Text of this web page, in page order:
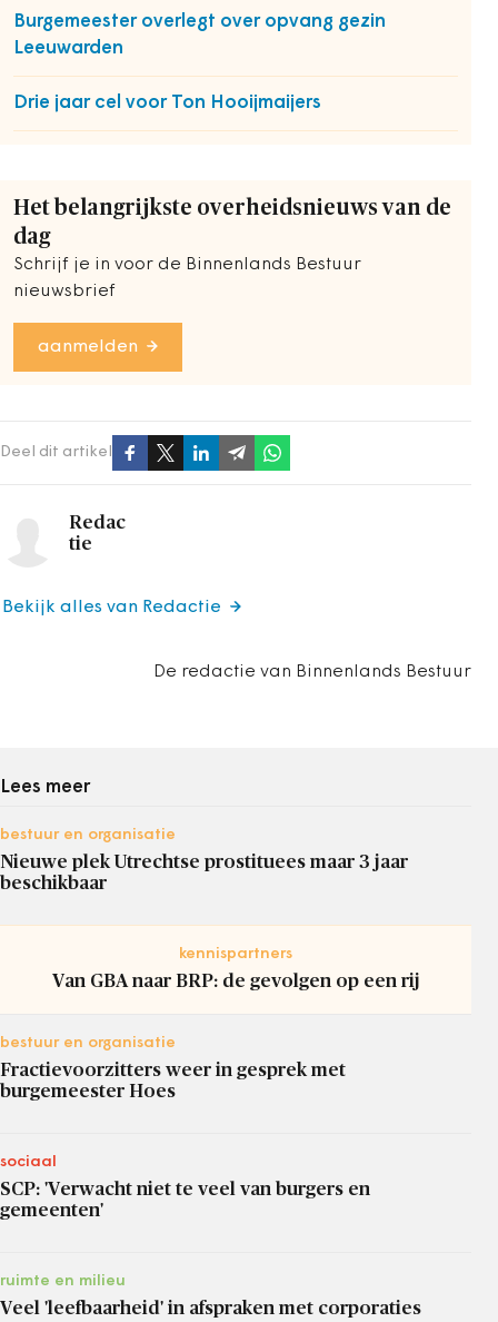
Burgemeester overlegt over opvang gezin
Leeuwarden
Drie jaar cel voor Ton Hooijmaijers
Het belangrijkste overheidsnieuws van de
dag
Schrijf je in voor de Binnenlands Bestuur
nieuwsbrief
aanmelden
Deel dit artikel
Redac
tie
De redactie van Binnenlands Bestuur
Bekijk alles van Redactie
Lees meer
bestuur en organisatie
Nieuwe plek Utrechtse prostituees maar 3 jaar
beschikbaar
kennispartners
Van GBA naar BRP: de gevolgen op een rij
bestuur en organisatie
Fractievoorzitters weer in gesprek met
burgemeester Hoes
sociaal
SCP: 'Verwacht niet te veel van burgers en
gemeenten'
ruimte en milieu
Veel 'leefbaarheid' in afspraken met corporaties